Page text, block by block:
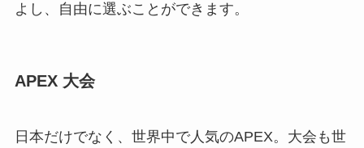
よし、自由に選ぶことができます。
APEX 大会
日本だけでなく、世界中で人気のAPEX。大会も世